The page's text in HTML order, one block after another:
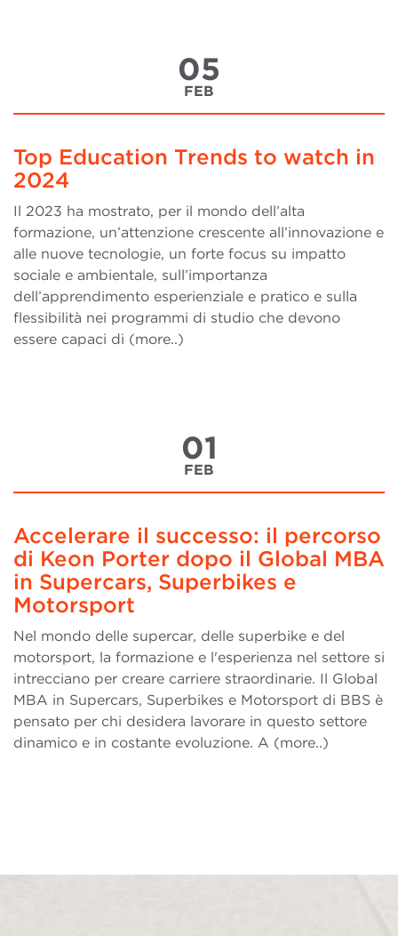
05
FEB
Top Education Trends to watch in
2024
Il 2023 ha mostrato, per il mondo dell’alta
formazione, un’attenzione crescente all’innovazione e
alle nuove tecnologie, un forte focus su impatto
sociale e ambientale, sull’importanza
dell’apprendimento esperienziale e pratico e sulla
flessibilità nei programmi di studio che devono
essere capaci di (more..)
01
FEB
Accelerare il successo: il percorso
di Keon Porter dopo il Global MBA
in Supercars, Superbikes e
Motorsport
Nel mondo delle supercar, delle superbike e del
motorsport, la formazione e l'esperienza nel settore si
intrecciano per creare carriere straordinarie. Il Global
MBA in Supercars, Superbikes e Motorsport di BBS è
pensato per chi desidera lavorare in questo settore
dinamico e in costante evoluzione. A (more..)